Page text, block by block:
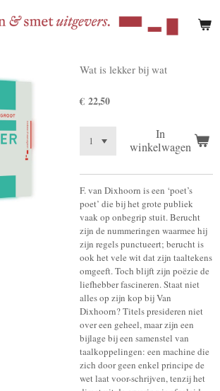
Wat is lekker bij wat
€ 22,50
In
winkelwagen
F. van Dixhoorn is een ‘poet’s
poet’ die bij het grote publiek
vaak op onbegrip stuit. Berucht
zijn de nummeringen waarmee hij
zijn regels punctueert; berucht is
ook het vele wit dat zijn taaltekens
omgeeft. Toch blijft zijn poëzie de
liefhebber fascineren. Staat niet
alles op zijn kop bij Van
Dixhoorn? Titels presideren niet
over een geheel, maar zijn een
bijlage bij een samenstel van
taalkoppelingen: een machine die
zich door geen enkel principe de
wet laat voor-schrijven, tenzij het